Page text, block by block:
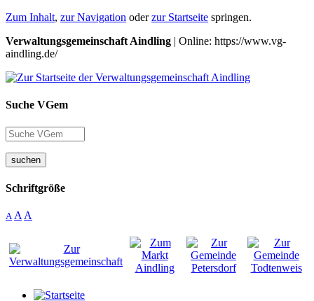
Zum Inhalt, zur Navigation oderzur Startseite springen.
Verwaltungsgemeinschaft Aindling | Online: https://www.vg-
aindling.de/
Suche VGem
suchen
Schriftgröße
A A A